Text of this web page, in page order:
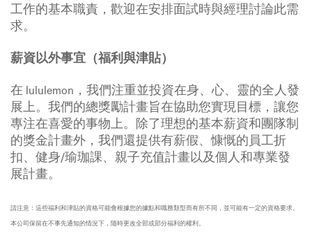
工作的基本職責，歡迎在安排面試時與經理討論此需
求。
薪資以外事宜（福利與津貼）
在 lululemon，我們注重並投資在身、心、靈的全人發
展上。我們的總獎勵計畫旨在協助您實現目標，讓您
專注在喜愛的事物上。除了理想的基本薪資和團隊制
的獎金計畫外，我們還提供有薪假、慷慨的員工折
扣、健身/瑜珈課、親子充值計畫以及個人和專業發
展計畫。
請注意：這些福利和津貼的資格可能會根據您的據點和職務類型而有所不同，並可能有一定的資格要求。
本公司保留在不事先通知的情況下，隨時更改全部或部分福利的權利。